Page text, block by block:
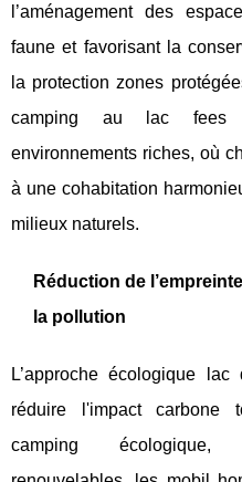
l’aménagement des
faune et favorisant la
la protection zones
camping au lac fees
environnements riches, où
à une cohabitation
milieux naturels.
Réduction de
la pollution
L’approche écologique
réduire l'impact carbone
camping écologique,